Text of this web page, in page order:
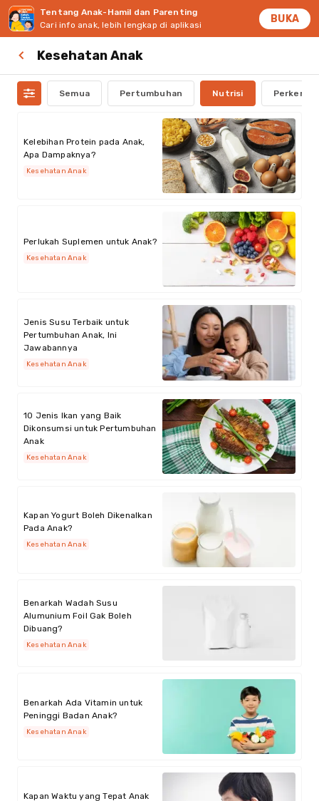
Tentang Anak-Hamil dan Parenting
Cari info anak, lebih lengkap di aplikasi
BUKA
Kesehatan Anak
Semua Pertumbuhan Nutrisi
Kelebihan Protein pada Anak,
Apa Dampaknya?
Kesehatan Anak
Perlukah Suplemen untuk Anak?
Kesehatan Anak
Jenis Susu Terbaik untuk
Pertumbuhan Anak, Ini
Jawabannya
Kesehatan Anak
10 Jenis Ikan yang Baik
Dikonsumsi untuk Pertumbuhan
Anak
Kesehatan Anak
Kapan Yogurt Boleh Dikenalkan
Pada Anak?
Kesehatan Anak
Benarkah Wadah Susu
Alumunium Foil Gak Boleh
Dibuang?
Kesehatan Anak
Benarkah Ada Vitamin untuk
Peninggi Badan Anak?
Kesehatan Anak
Kapan Waktu yang Tepat Anak